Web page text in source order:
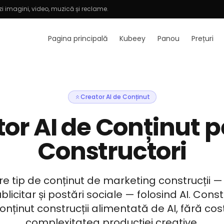
imagini, video, muzică și reclame.
Pagina principală Kubeey Panou Prețuri
Creator AI de Conținut
AI de Conținut
Constructori
tip de conținut de marketing construcții —
și postări sociale — folosind AI.
construcții alimentată de AI, fără